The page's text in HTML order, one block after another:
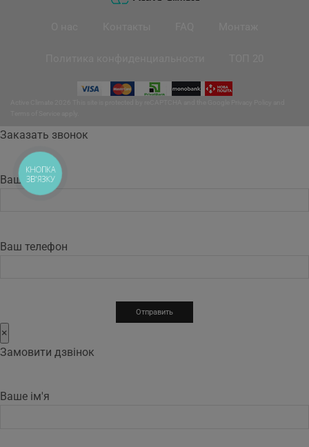
Заказать звонок
Ваше имя
Ваш телефон
×
Замовити дзвінок
Ваше ім'я
КНОПКА
ЗВ'ЯЗКУ